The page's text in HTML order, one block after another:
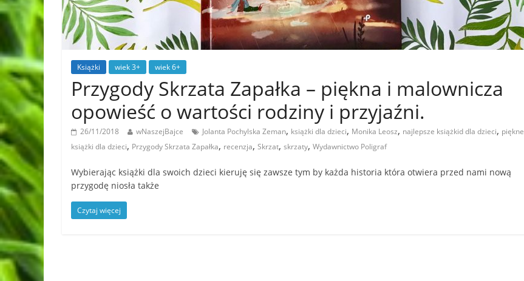
Książki wiek 3+ wiek 6+
Przygody Skrzata Zapałka – piękna i malownicza
opowieść o wartości rodziny i przyjaźni.
26/11/2018 wNaszejBajce Jolanta Pochylska Zeman, książki dla dzieci, Monika Leosz, najlepsze książkid dla dzieci, piękne
książki dla dzieci, Przygody Skrzata Zapałka, recenzja, Skrzat, skrzaty, Wydawnictwo Poligraf
Wybierając książki dla swoich dzieci kieruję się zawsze tym by każda historia która otwiera przed nami nową
przygodę niosła także
Czytaj więcej